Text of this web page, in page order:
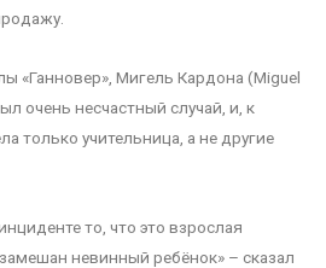
«Ганновер», Мигель Кардона (Miguel
очень несчастный случай, и, к
только учительница, а не другие
то, что это взрослая
невинный ребёнок» – сказал